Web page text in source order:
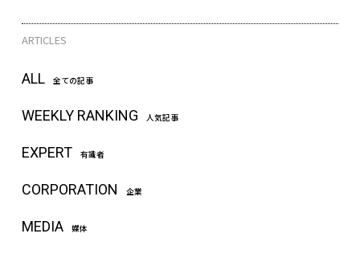
ARTICLES
ALL 全ての記事
WEEKLY RANKING 人気記事
EXPERT 有識者
CORPORATION 企業
MEDIA 媒体